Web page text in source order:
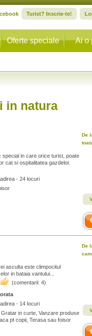
Oferte speciale Ai o
Turist? Inscrie-te!
in natura
special in care orice turist, poate
cat si ospitalitatea gazdelor.
- 24 locuri
De
asculta este climpocitul
in bataia vantului...
(comentarii: 4)
- 14 locuri
in curte, Vanzare produse
pt copii, Terasa sau foisor
De